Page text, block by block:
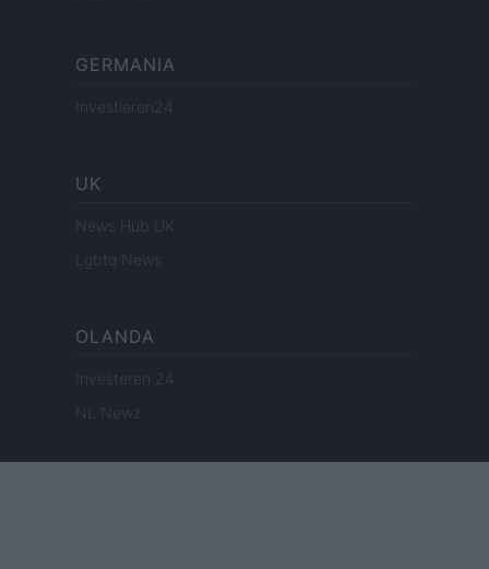
GERMANIA
Investieren24
UK
News Hub UK
Lgbtq News
OLANDA
Investeren 24
NL Newz